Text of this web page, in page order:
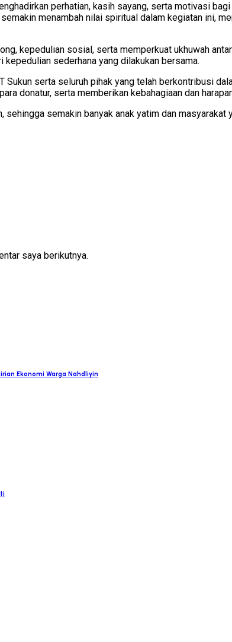
perhatian, kasih sayang, serta motivasi
menambah nilai spiritual dalam kegiatan ini,
kepedulian sosial, serta memperkuat ukhuwah
kepedulian sederhana yang dilakukan bersama.
serta seluruh pihak yang telah berkontribusi
donatur, serta memberikan kebahagiaan dan
semakin banyak anak yatim dan
saya berikutnya.
Ekonomi Warga Nahdliyin